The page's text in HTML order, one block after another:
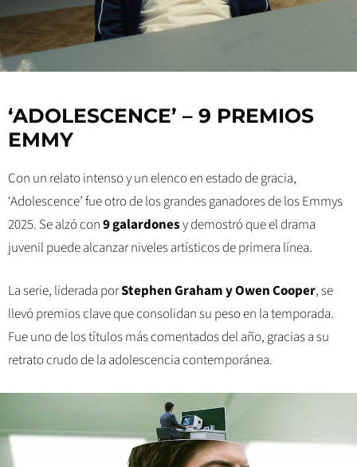
‘ADOLESCENCE’ – 9 PREMIOS
EMMY
Con un relato intenso y un elenco en estado de gracia,
‘Adolescence’ fue otro de los grandes ganadores de los Emmys
2025. Se alzó con9 galardonesy demostró que el drama
juvenil puede alcanzar niveles artísticos de primera línea.
La serie, liderada porStephen Graham y Owen Cooper, se
llevó premios clave que consolidan su peso en la temporada.
Fue uno de los títulos más comentados del año, gracias a su
retrato crudo de la adolescencia contemporánea.